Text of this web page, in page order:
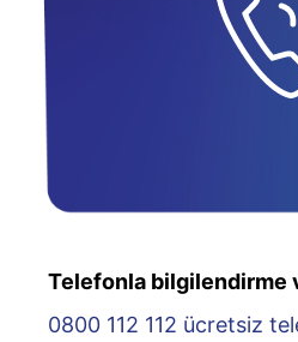
Telefonla bilgilendirme
0800 112 112 ücretsiz